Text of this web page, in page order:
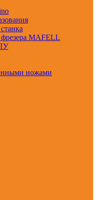
MAFELL
ножами